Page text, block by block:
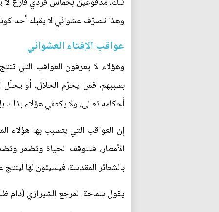
وهذا تصرّف عشوائي لا يقبله أحد
عواقب الإفتاء العشوائي
وهؤلاء لا يعرفون العواقب التي
بسببهم، فمن يحرّم الحلال، أو
أحكامه تعالى، ولا يكتفي هؤلاء بذلك
إن العواقب التي يتسبب بها هؤلاء
الأمطار، فتتوقف الحياة وتضمر
بالشعائر المقدسة، فيسيئون لها
يقول سماحة المرجع الشيرازي (دام